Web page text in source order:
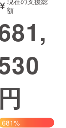
書籍・雑誌
チャレンジ
Creation
額
円
681%